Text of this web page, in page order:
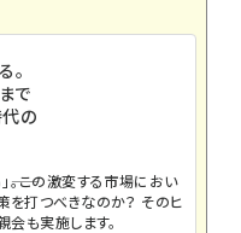
。
で
代の
。この激変する市場におい
を打つべきなのか？ そのヒ
会も実施します。